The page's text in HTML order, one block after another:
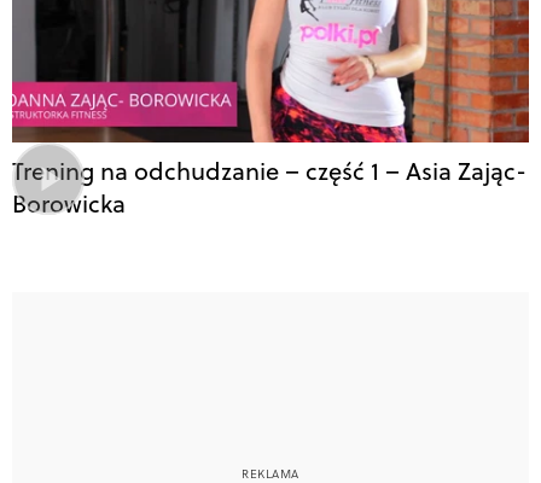
Trening na odchudzanie – część 1 – Asia Zając-
Borowicka